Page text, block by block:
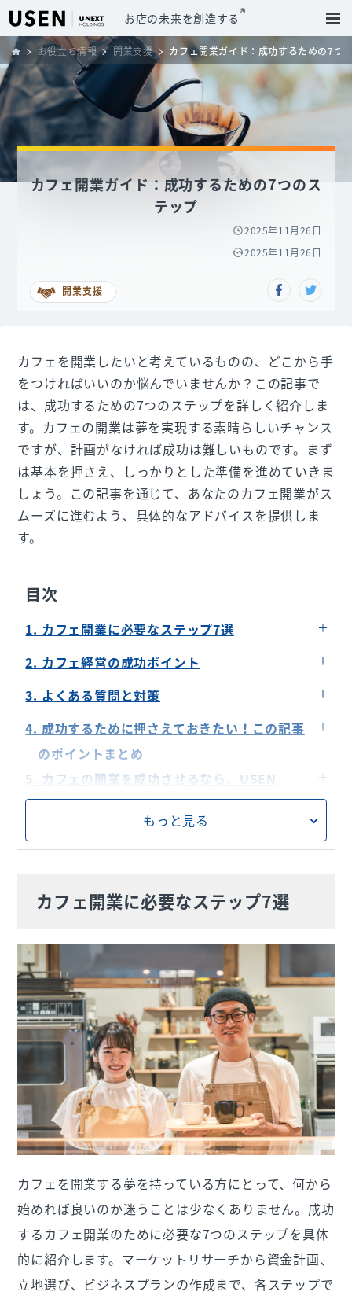
お店の未来を創造する®
お役立ち情報 開業支援 カフェ開業ガイド：成功するための7つ
カフェ開業ガイド：成功するための7つのス
テップ
2025年11月26日
2025年11月26日
開業支援
カフェを開業したいと考えているものの、どこから手
をつければいいのか悩んでいませんか？この記事で
は、成功するための7つのステップを詳しく紹介しま
す。カフェの開業は夢を実現する素晴らしいチャンス
ですが、計画がなければ成功は難しいものです。まず
は基本を押さえ、しっかりとした準備を進めていきま
しょう。この記事を通じて、あなたのカフェ開業がス
ムーズに進むよう、具体的なアドバイスを提供しま
す。
目次
1. カフェ開業に必要なステップ7選
マーケットリサーチを行う
ビジネスプランの作成
必要な許可と手続き
採用とスタッフトレーニング
2. カフェ経営の成功ポイント
顧客満足度を高める方法
3. よくある質問と対策
どのくらいの資金が必要ですか？
どのような許可が必要ですか？
成功するための秘訣は何ですか？
4. 成功するために押さえておきたい！この記事
のポイントまとめ
5. カフェの開業を成功させるなら、USEN
「USENおまかせプラン」
もっと見る
カフェ開業に必要なステップ7選
カフェを開業する夢を持っている方にとって、何から
始めれば良いのか迷うことは少なくありません。成功
するカフェ開業のために必要な7つのステップを具体
的に紹介します。マーケットリサーチから資金計画、
立地選び、ビジネスプランの作成まで、各ステップで